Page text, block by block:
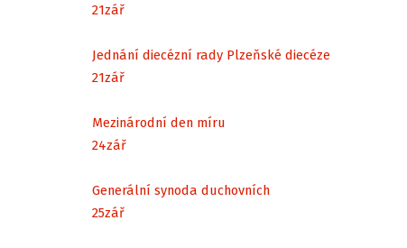
21zář
Jednání diecézní rady Plzeňské diecéze
21zář
Mezinárodní den míru
24zář
Generální synoda duchovních
25zář